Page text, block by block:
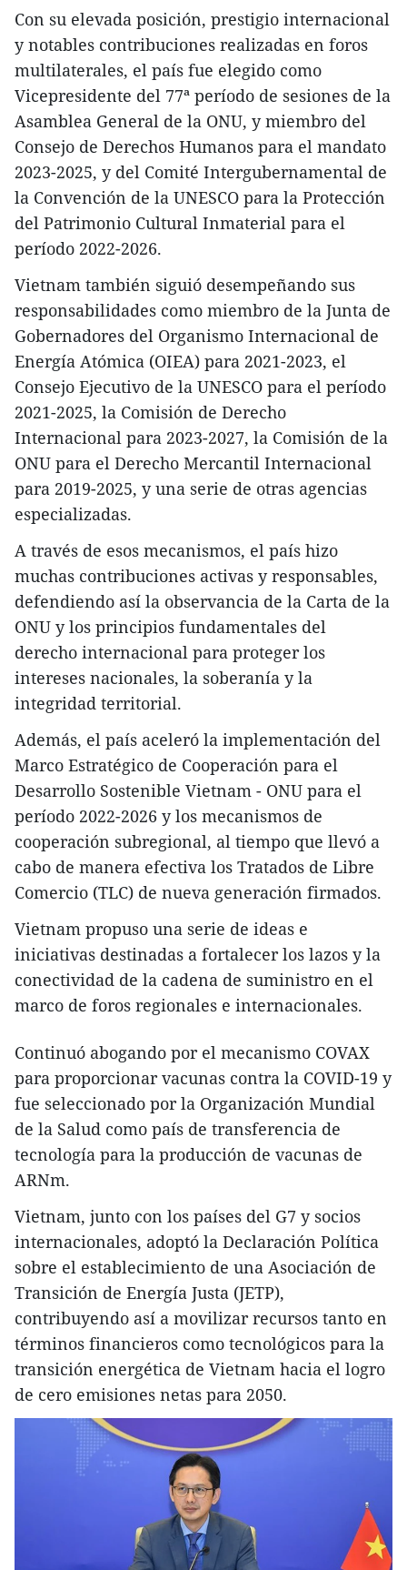
Con su elevada posición, prestigio internacional
y notables contribuciones realizadas en foros
multilaterales, el país fue elegido como
Vicepresidente del 77ª período de sesiones de la
Asamblea General de la ONU, y miembro del
Consejo de Derechos Humanos para el mandato
2023-2025, y del Comité Intergubernamental de
la Convención de la UNESCO para la Protección
del Patrimonio Cultural Inmaterial para el
período 2022-2026.
Vietnam también siguió desempeñando sus
responsabilidades como miembro de la Junta de
Gobernadores del Organismo Internacional de
Energía Atómica (OIEA) para 2021-2023, el
Consejo Ejecutivo de la UNESCO para el período
2021-2025, la Comisión de Derecho
Internacional para 2023-2027, la Comisión de la
ONU para el Derecho Mercantil Internacional
para 2019-2025, y una serie de otras agencias
especializadas.
A través de esos mecanismos, el país hizo
muchas contribuciones activas y responsables,
defendiendo así la observancia de la Carta de la
ONU y los principios fundamentales del
derecho internacional para proteger los
intereses nacionales, la soberanía y la
integridad territorial.
Además, el país aceleró la implementación del
Marco Estratégico de Cooperación para el
Desarrollo Sostenible Vietnam - ONU para el
período 2022-2026 y los mecanismos de
cooperación subregional, al tiempo que llevó a
cabo de manera efectiva los Tratados de Libre
Comercio (TLC) de nueva generación firmados.
Vietnam propuso una serie de ideas e
iniciativas destinadas a fortalecer los lazos y la
conectividad de la cadena de suministro en el
marco de foros regionales e internacionales.
Continuó abogando por el mecanismo COVAX
para proporcionar vacunas contra la COVID-19 y
fue seleccionado por la Organización Mundial
de la Salud como país de transferencia de
tecnología para la producción de vacunas de
ARNm.
Vietnam, junto con los países del G7 y socios
internacionales, adoptó la Declaración Política
sobre el establecimiento de una Asociación de
Transición de Energía Justa (JETP),
contribuyendo así a movilizar recursos tanto en
términos financieros como tecnológicos para la
transición energética de Vietnam hacia el logro
de cero emisiones netas para 2050.